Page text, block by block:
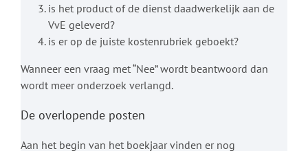
is het product of de dienst daadwerkelijk aan de
VvE geleverd?
is er op de juiste kostenrubriek geboekt?
Wanneer een vraag met “Nee” wordt beantwoord dan
wordt meer onderzoek verlangd.
De overlopende posten
Aan het begin van het boekjaar vinden er nog